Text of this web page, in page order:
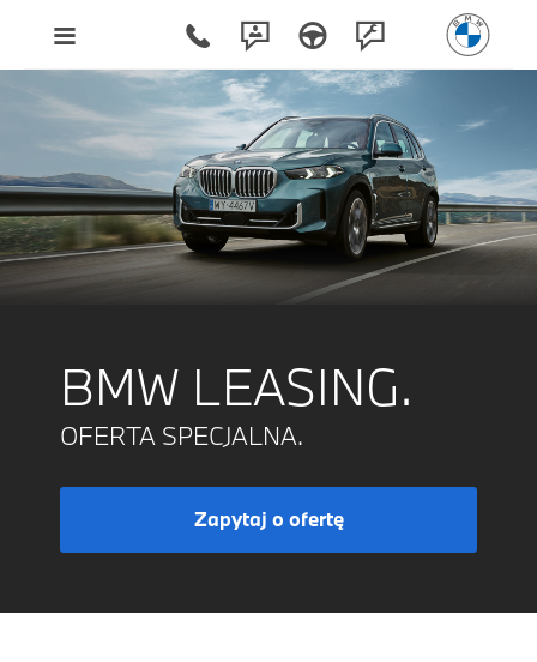
BMW LEASING.
OFERTA SPECJALNA.
Zapytaj o ofertę